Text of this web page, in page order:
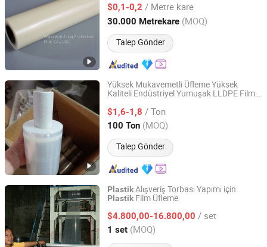
$0,1-0,2 / Metre kare
30.000 Metrekare (MOQ)
Talep Gönder
Jiangsu, China Fiyat 2022
Yüksek Mukavemetli Üfleme Yüksek
Kaliteli Endüstriyel Yumuşak LLDPE Film
Süreci Palet Ambalajlama
$1,6-1,8 / Ton
100 Ton (MOQ)
Talep Gönder
Linyi Shoujia Packaging Materials Co., Ltd.
Shandong, China Fiyat 2025
PlastikAlışveriş Torbası Yapımı için
Plastik Film Üfleme
$4.800,00-16.800,00 / set
1 set (MOQ)
Wenzhou Paso Machinery Equipment Co., Ltd.
Zhejiang, China Fiyat 2022